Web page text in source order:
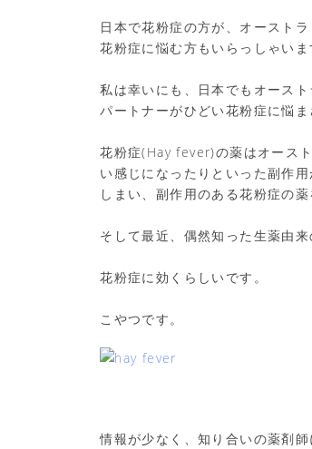
日本で花粉症の方が、オースト
花粉症に悩む方もいらっしゃいま
私は幸いにも、日本でもオース
パートナーがひどい花粉症に悩
花粉症(Hay fever)の薬はオース
い感じになったりといった副作
しまい、副作用のある花粉症の
そして最近、偶然知った生薬由
花粉症に効くらしいです。
こやつです。
情報が少なく、知り合いの薬剤